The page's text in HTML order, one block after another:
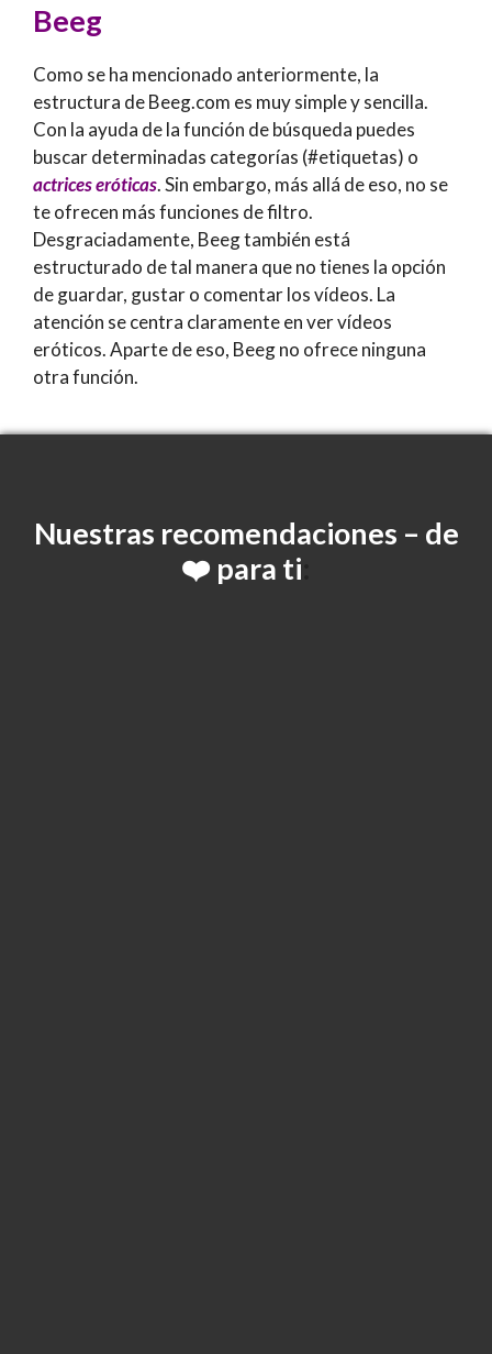
Beeg
Como se ha mencionado anteriormente, la
estructura de Beeg.com es muy simple y sencilla.
Con la ayuda de la función de búsqueda puedes
buscar determinadas categorías (#etiquetas) o
actrices eróticas. Sin embargo, más allá de eso, no se
te ofrecen más funciones de filtro.
Desgraciadamente, Beeg también está
estructurado de tal manera que no tienes la opción
de guardar, gustar o comentar los vídeos. La
atención se centra claramente en ver vídeos
eróticos. Aparte de eso, Beeg no ofrece ninguna
otra función.
Nuestras recomendaciones – de
❤️ para ti